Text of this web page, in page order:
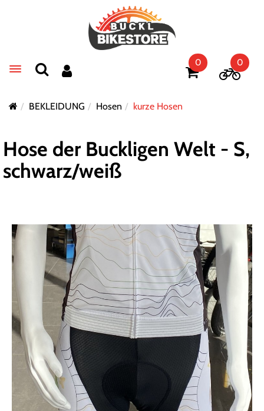
Toggle navigation
0 0
BEKLEIDUNG Hosen kurze Hosen
Hose der Buckligen Welt - S,
schwarz/weiß